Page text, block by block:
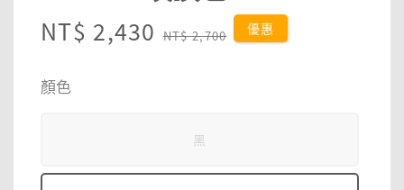
Sale
NT$ 2,430 Regular
NT$ 2,700 優惠
顏色
黑